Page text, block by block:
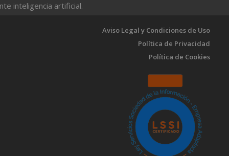
inteligencia artificial.
Aviso Legal y Condiciones de Uso
Política de Privacidad
Política de Cookies